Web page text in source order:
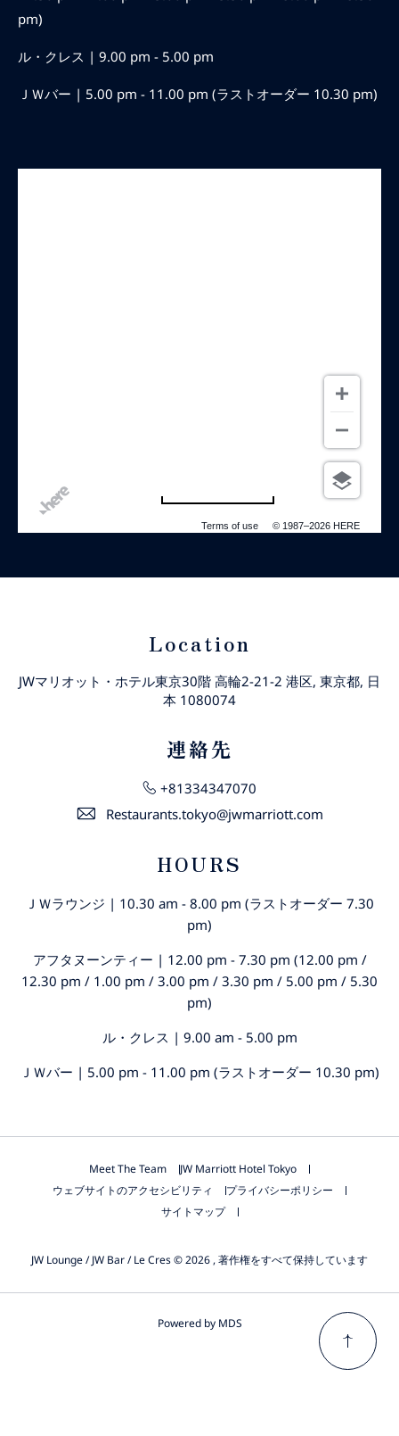
pm)
ル・クレス | 9.00 pm - 5.00 pm
ＪＷバー | 5.00 pm - 11.00 pm (ラストオーダー 10.30 pm)
Terms of use © 1987–2026 HERE
Location
JWマリオット・ホテル東京30階 高輪2-21-2 港区, 東京都, 日
本 1080074
連絡先
+81334347070
Restaurants.tokyo@jwmarriott.com
HOURS
ＪＷラウンジ | 10.30 am - 8.00 pm (ラストオーダー 7.30
pm)
アフタヌーンティー | 12.00 pm - 7.30 pm (12.00 pm /
12.30 pm / 1.00 pm / 3.00 pm / 3.30 pm / 5.00 pm / 5.30
pm)
ル・クレス | 9.00 am - 5.00 pm
ＪＷバー | 5.00 pm - 11.00 pm (ラストオーダー 10.30 pm)
Meet The Team
JW Marriott Hotel Tokyo
ウェブサイトのアクセシビリティ
プライバシーポリシー
サイトマップ
JW Lounge / JW Bar / Le Cres © 2026 , 著作権をすべて保持しています
Powered by MDS